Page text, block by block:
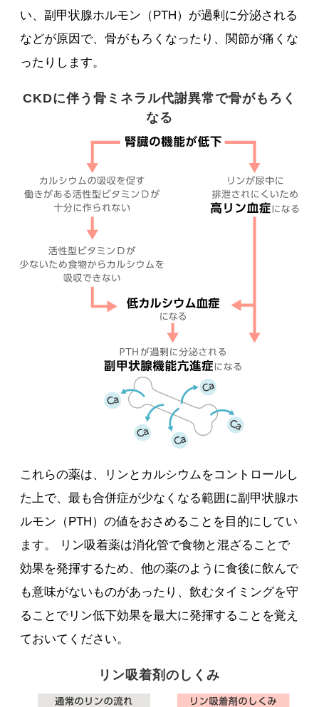
い、副甲状腺ホルモン（PTH）が過剰に分泌される
などが原因で、骨がもろくなったり、関節が痛くな
ったりします。
CKDに伴う骨ミネラル代謝異常で骨がもろく
なる
これらの薬は、リンとカルシウムをコントロールし
た上で、最も合併症が少なくなる範囲に副甲状腺ホ
ルモン（PTH）の値をおさめることを目的にしてい
ます。 リン吸着薬は消化管で食物と混ざることで
効果を発揮するため、他の薬のように食後に飲んで
も意味がないものがあったり、飲むタイミングを守
ることでリン低下効果を最大に発揮することを覚え
ておいてください。
リン吸着剤のしくみ